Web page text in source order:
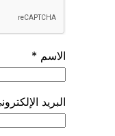
الاسم*
البريد الإلكتروني*